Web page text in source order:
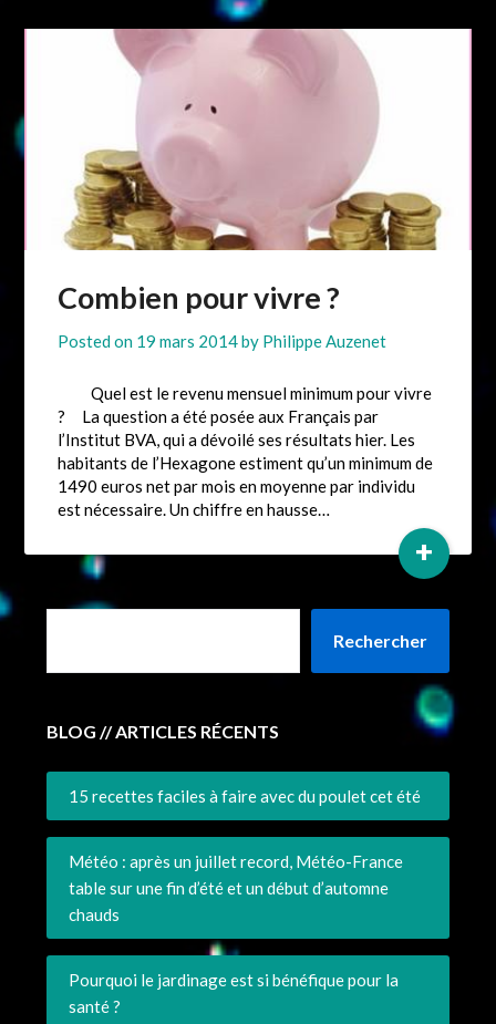
Combien pour vivre ?
Posted on 19 mars 2014by Philippe Auzenet
Quel est le revenu mensuel minimum pour vivre
? La question a été posée aux Français par
l’Institut BVA, qui a dévoilé ses résultats hier. Les
habitants de l’Hexagone estiment qu’un minimum de
1490 euros net par mois en moyenne par individu
est nécessaire. Un chiffre en hausse…
+
Rechercher
BLOG // ARTICLES RÉCENTS
15 recettes faciles à faire avec du poulet cet été
Météo : après un juillet record, Météo-France
table sur une fin d’été et un début d’automne
chauds
Pourquoi le jardinage est si bénéfique pour la
santé ?